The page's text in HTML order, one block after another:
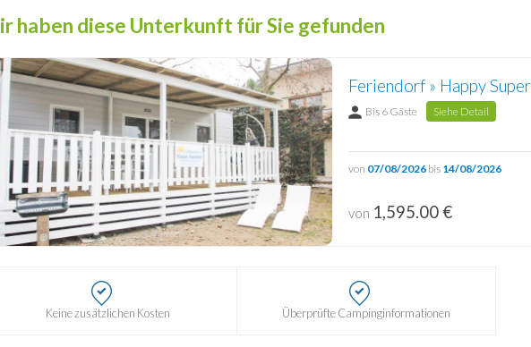
haben diese Unterkunft für Sie gefunden
Feriendorf » Happy
Bis 6 Gäste Siehe Detail
von 07/08/2026 bis 14/08/2026
von 1,595.00 €
Keine zusätzlichen Kosten Überprüfte Campinginformationen